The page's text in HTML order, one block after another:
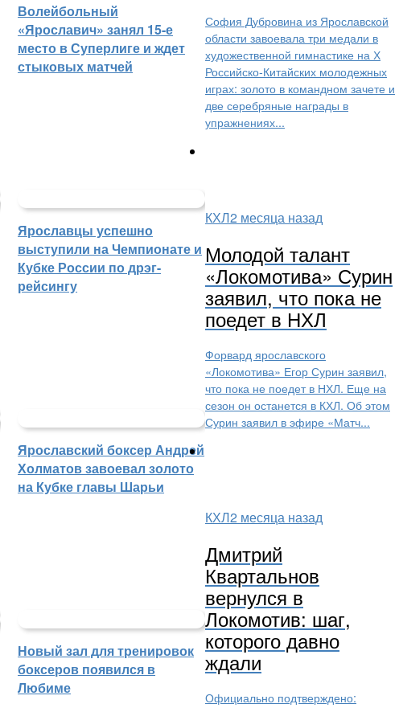
Волейбольный
«Ярославич» занял 15-е
место в Суперлиге и ждет
стыковых матчей
Ярославцы успешно
выступили на Чемпионате и
Кубке России по дрэг-
рейсингу
Ярославский боксер Андрей
Холматов завоевал золото
на Кубке главы Шарьи
Новый зал для тренировок
боксеров появился в
Любиме
София Дубровина из Ярославской
области завоевала три медали в
художественной гимнастике на Х
Российско-Китайских молодежных
играх: золото в командном зачете и
две серебряные награды в
упражнениях...
КХЛ2 месяца назад
Молодой талант
«Локомотива» Сурин
заявил, что пока не
поедет в НХЛ
Форвард ярославского
«Локомотива» Егор Сурин заявил,
что пока не поедет в НХЛ. Еще на
сезон он останется в КХЛ. Об этом
Сурин заявил в эфире «Матч...
КХЛ2 месяца назад
Дмитрий
Квартальнов
вернулся в
Локомотив: шаг,
которого давно
ждали
Официально подтверждено: